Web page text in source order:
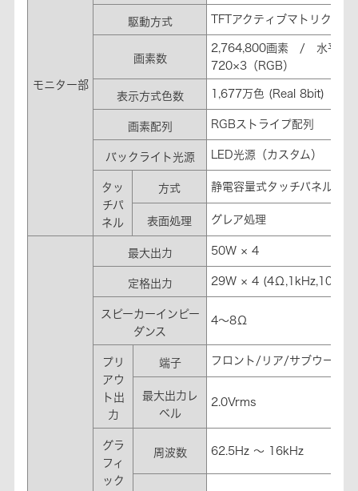
モニター部
駆動方式 TFTアクティブマトリクス
画素数
2,764,800画素 / 水平
720×3（RGB）
表示方式色数 1,677万色 (Real 8bit)
画素配列 RGBストライプ配列
バックライト光源 LED光源（カスタム）
タッ
チパ
ネル
方式 静電容量式タッチパネル
表面処理 グレア処理
最大出力 50W × 4
定格出力 29W × 4
スピーカーインピー
ダンス
4～8Ω
プリ
アウ
ト出
力
端子 フロント/リア/サブウーフ
最大出力レ
ベル
2.0Vrms
グラ
フィ
ック
周波数 62.5Hz ～ 16kHz